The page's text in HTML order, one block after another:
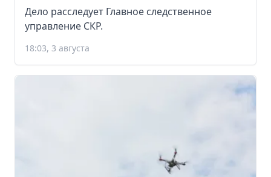
Дело расследует Главное следственное
управление СКР.
18:03, 3 августа